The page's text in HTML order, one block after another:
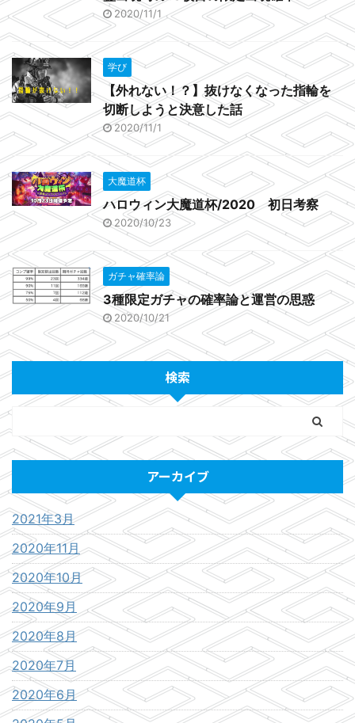
2020/11/1
学び
【外れない！？】抜けなくなった指輪を
切断しようと決意した話
2020/11/1
大魔道杯
ハロウィン大魔道杯/2020 初日考察
2020/10/23
ガチャ確率論
3種限定ガチャの確率論と運営の思惑
2020/10/21
検索
アーカイブ
2021年3月
2020年11月
2020年10月
2020年9月
2020年8月
2020年7月
2020年6月